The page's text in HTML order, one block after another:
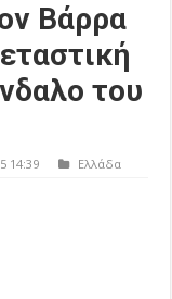
Βάρρα
του
14:39 Ελλάδα